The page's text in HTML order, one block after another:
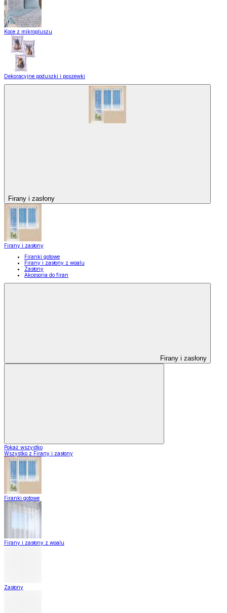
Koce z mikropluszu
Dekoracyjne poduszki i poszewki
Firany i zasłony
Firany i zasłony
Firanki gotowe
Firany i zasłony z woalu
Zasłony
Akcesoria do firan
Firany i zasłony
Pokaż wszystko
Wszystko z Firany i zasłony
Firanki gotowe
Firany i zasłony z woalu
Zasłony